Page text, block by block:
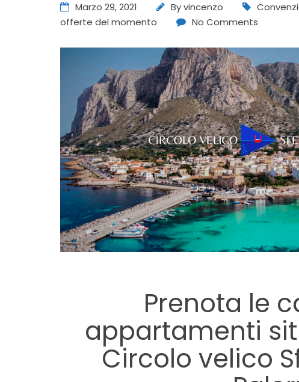
Marzo 29, 2021 Byvincenzo
offerte del momento
No Comments
Prenota le
appartamenti
Circolo velico